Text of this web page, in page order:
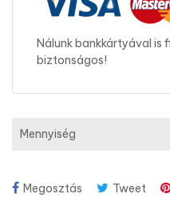
Nálunk bankkártyával is
biztonságos!
Mennyiség
Megosztás Tweet